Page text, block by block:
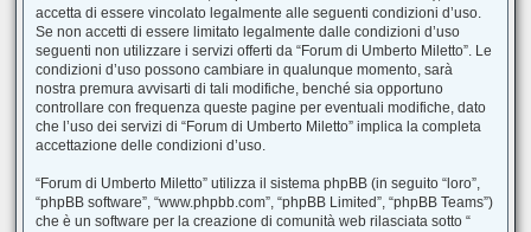
accetta di essere vincolato legalmente alle seguenti condizioni d’uso.
Se non accetti di essere limitato legalmente dalle condizioni d’uso
seguenti non utilizzare i servizi offerti da “Forum di Umberto Miletto”. Le
condizioni d’uso possono cambiare in qualunque momento, sarà
nostra premura avvisarti di tali modifiche, benché sia opportuno
controllare con frequenza queste pagine per eventuali modifiche, dato
che l’uso dei servizi di “Forum di Umberto Miletto” implica la completa
accettazione delle condizioni d’uso.
“Forum di Umberto Miletto” utilizza il sistema phpBB (in seguito “loro”,
“phpBB software”, “www.phpbb.com”, “phpBB Limited”, “phpBB Teams”)
che è un software per la creazione di comunità web rilasciata sotto “